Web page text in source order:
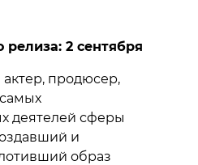
релиза: 2 сентября
продюсер,
деятелей сферы
и
образ